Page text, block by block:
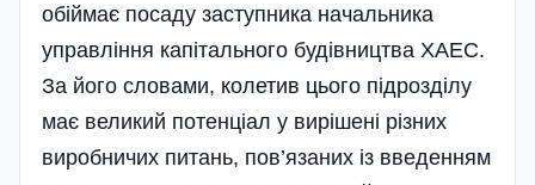
обіймає посаду заступника начальника
управління капітального будівництва ХАЕС.
За його словами, колетив цього підрозділу
має великий потенціал у вирішені різних
виробничих питань, пов’язаних із введенням